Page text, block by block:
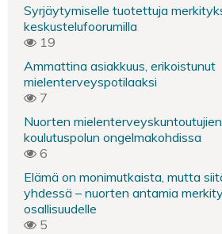
Syrjäytymiselle tuotettuja
keskustelufoorumilla
19
Ammattina asiakkuus, erikoistunut
mielenterveyspotilaaksi
7
Nuorten
koulutuspolun ongelmakohdissa
6
Elämä on monimutkaista, mutta
yhdessä – nuorten antamia
osallisuudelle
5